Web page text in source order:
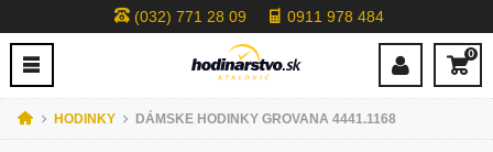
(032) 771 28 09 0911 978 484
0
HODINKY DÁMSKE HODINKY GROVANA 4441.1168